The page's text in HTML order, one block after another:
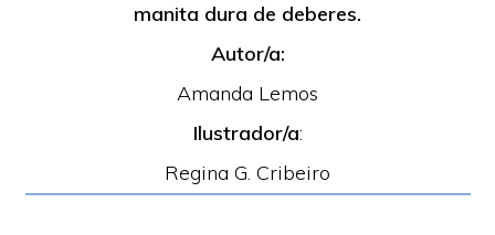
manita dura de deberes.
Autor/a:
Amanda Lemos
Ilustrador/a:
Regina G. Cribeiro